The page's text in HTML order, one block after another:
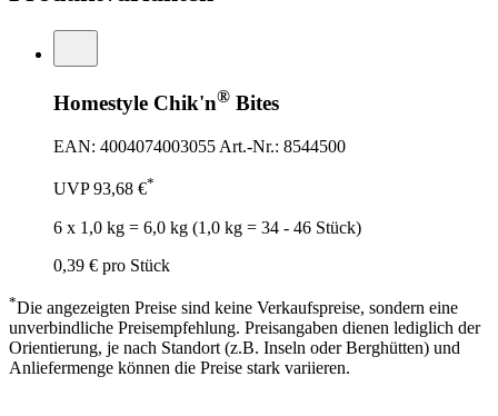
Homestyle Chik'n® Bites
EAN: 4004074003055 Art.-Nr.: 8544500
UVP93,68 €*
6 x 1,0 kg = 6,0 kg (1,0 kg = 34 - 46 Stück)
0,39 € pro Stück
*Die angezeigten Preise sind keine Verkaufspreise, sondern eine
unverbindliche Preisempfehlung. Preisangaben dienen lediglich der
Orientierung, je nach Standort (z.B. Inseln oder Berghütten) und
Anliefermenge können die Preise stark variieren.